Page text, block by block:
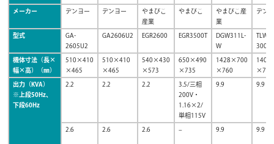
メーカー デンヨー デンヨー
やまびこ
産業
やまびこ
やまびこ産
業
デン
型式
GA-
2605U2
GA2606U2 EGR2600 EGR3500T
DGW311L-
W
TLW-
機体寸法（長×
幅×高）（㎜）
510×410
×465
510×410
×465
540×430
×573
650×490
×735
1428×700
×760
×770
出力（KVA）
※上段50Hz、
下段60Hz
2.2 2.2 2.2
3.5/三相
200V・
1.16×2/
単相115V
9.9 9.9
2.6 2.6 2.6 – 9.9 9.9